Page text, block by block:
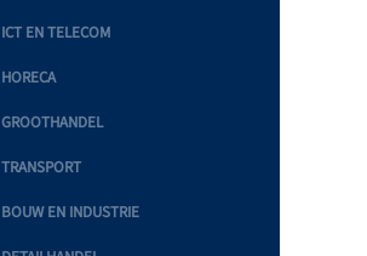
ICT EN TELECOM
HORECA
GROOTHANDEL
TRANSPORT
BOUW EN INDUSTRIE